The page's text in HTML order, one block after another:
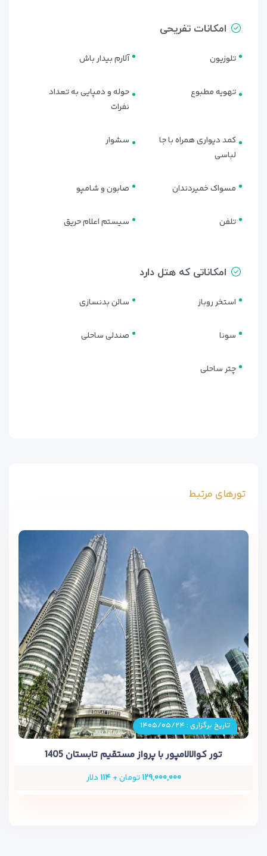
امکانات تفریحی
تلوزیون آلارم بیدار باش
تهویه مطبوع
حوله و دمپایی به تعداد
نفرات
کمد دیواری همراه با جا
لباسی
سشوار
مسواک خمیردندان صابون و شامپو
تلفن سیستم اعلام حریق
امکاناتی که هتل دارد
استخر روباز سالن بدنسازی
سونا صندلی ساحلی
چتر ساحلی
تورهای مرتبط
تاریخ برگزاری : ۱۴۰۵/۰۵/۲۴
تور کوالالامپور با پرواز مستقیم تابستان 1405
۱۲۹,۰۰۰,۰۰۰تومان + ۱۱۴ دلار